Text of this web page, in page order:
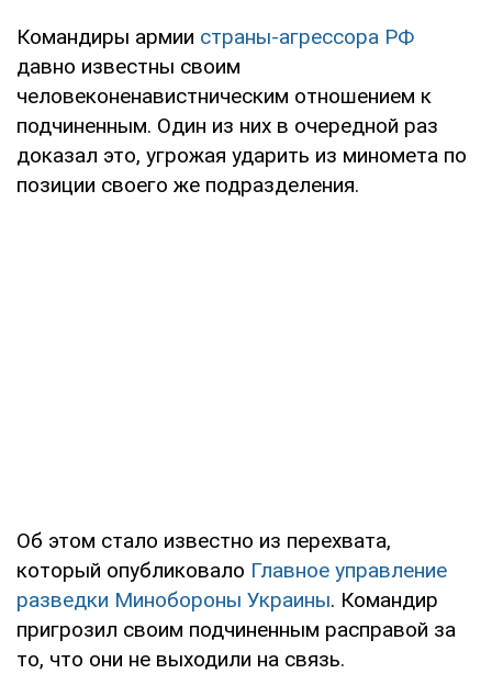
Командиры армии страны-агрессора РФ
давно известны своим
человеконенавистническим отношением к
подчиненным. Один из них в очередной раз
доказал это, угрожая ударить из миномета по
позиции своего же подразделения.
Об этом стало известно из перехвата,
который опубликовало Главное управление
разведки Минобороны Украины. Командир
пригрозил своим подчиненным расправой за
то, что они не выходили на связь.